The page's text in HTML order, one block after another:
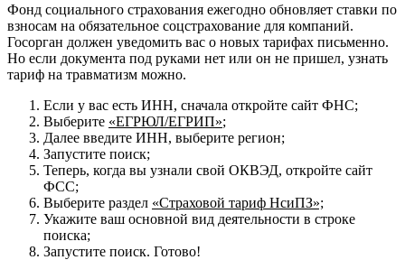
Фонд социального страхования ежегодно обновляет ставки по
взносам на обязательное соцстрахование для компаний.
Госорган должен уведомить вас о новых тарифах письменно.
Но если документа под руками нет или он не пришел, узнать
тариф на травматизм можно.
Если у вас есть ИНН, сначала откройте сайт ФНС;
Выберите «ЕГРЮЛ/ЕГРИП»;
Далее введите ИНН, выберите регион;
Запустите поиск;
Теперь, когда вы узнали свой ОКВЭД, откройте сайт
ФСС;
Выберите раздел «Страховой тариф НсиПЗ»;
Укажите ваш основной вид деятельности в строке
поиска;
Запустите поиск. Готово!